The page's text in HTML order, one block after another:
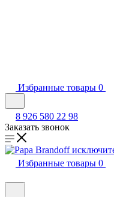
Избранные товары 0
8 926 580 22 98
Заказать звонок
Избранные товары 0